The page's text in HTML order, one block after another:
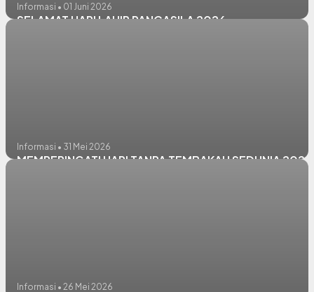
Informasi • 01 Juni 2026
SELAMAT HARI LAHIR PANCASILA 2026
Informasi • 31 Mei 2026
MEMPERINGATI HARI TANPA TEMBAKAU SEDUNIA 2026
Informasi • 26 Mei 2026